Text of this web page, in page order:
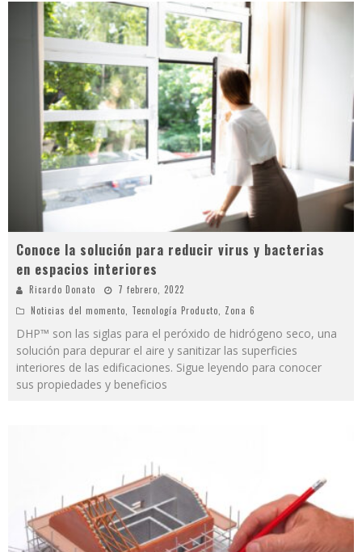
Conoce la solución para reducir virus y bacterias
en espacios interiores
Ricardo Donato
7 febrero, 2022
Noticias del momento
Tecnología Producto Zona 6
DHP™ son las siglas para el peróxido de hidrógeno seco, una
solución para depurar el aire y sanitizar las superficies
interiores de las edificaciones. Sigue leyendo para conocer
sus propiedades y beneficios